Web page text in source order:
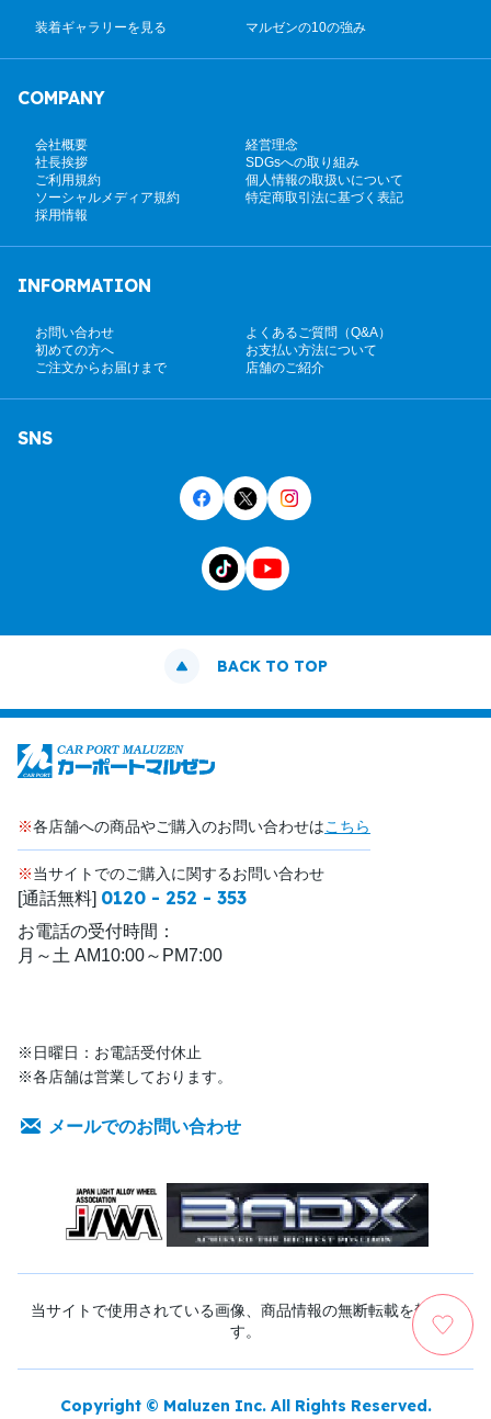
装着ギャラリーを見る マルゼンの10の強み
COMPANY
会社概要
経営理念
社長挨拶
SDGsへの取り組み
ご利用規約
個人情報の取扱いについて
ソーシャルメディア規約
特定商取引法に基づく表記
採用情報
INFORMATION
お問い合わせ
よくあるご質問（Q&A）
初めての方へ
お支払い方法について
ご注文からお届けまで
店舗のご紹介
SNS
BACK TO TOP
※各店舗への商品やご購入のお問い合わせはこちら
※当サイトでのご購入に関するお問い合わせ
[通話無料] 0120 - 252 - 353
お電話の受付時間：
月～土 AM10:00～PM7:00
※日曜日：お電話受付休止
※各店舗は営業しております。
メールでのお問い合わせ
当サイトで使用されている画像、商品情報の無断転載を禁じま
す。
Copyright © Maluzen Inc. All Rights Reserved.